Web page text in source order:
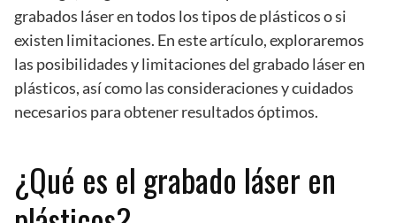
grabados láser en todos los tipos de plásticos o si
existen limitaciones. En este artículo, exploraremos
las posibilidades y limitaciones del grabado láser en
plásticos, así como las consideraciones y cuidados
necesarios para obtener resultados óptimos.
¿Qué es el grabado láser en